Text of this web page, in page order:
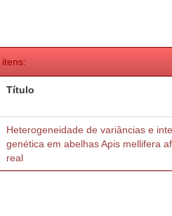
Título
Heterogeneidade de variâncias e
genética em abelhas Apis mellifera
real